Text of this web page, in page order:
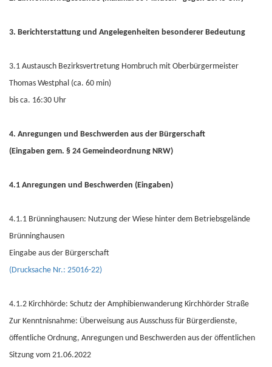
3. Berichterstattung und Angelegenheiten besonderer Bedeutung
3.1 Austausch Bezirksvertretung Hombruch mit Oberbürgermeister
Thomas Westphal (ca. 60 min)
bis ca. 16:30 Uhr
4. Anregungen und Beschwerden aus der Bürgerschaft
(Eingaben gem. § 24 Gemeindeordnung NRW)
4.1 Anregungen und Beschwerden (Eingaben)
4.1.1 Brünninghausen: Nutzung der Wiese hinter dem Betriebsgelände
Brünninghausen
Eingabe aus der Bürgerschaft
(Drucksache Nr.: 25016-22)
4.1.2 Kirchhörde: Schutz der Amphibienwanderung Kirchhörder Straße
Zur Kenntnisnahme: Überweisung aus Ausschuss für Bürgerdienste,
öffentliche Ordnung, Anregungen und Beschwerden aus der öffentlichen
Sitzung vom 21.06.2022